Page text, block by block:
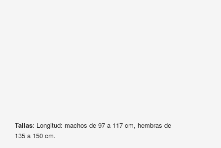
Tallas: Longitud: machos de 97 a 117 cm, hembras de
135 a 150 cm.